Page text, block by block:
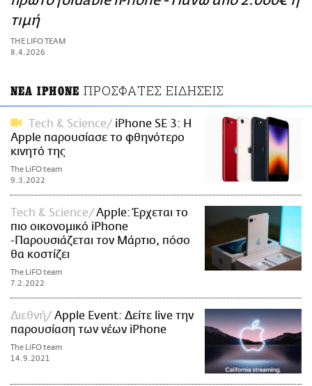
ΑΜΠΑ
PRINT
τιμή
THE LIFO TEAM
8.4.2026
ΝΕΑ IPHONE ΠΡΟΣΦΑΤΕΣ ΕΙΔΗΣΕΙΣ
Τech & Science
iPhone SE 3: H
Apple παρουσίασε το φθηνότερο
κινητό της
The LiFO team
9.3.2022
Τech & Science
Apple: Έρχεται το
πιο οικονομικό iPhone
-Παρουσιάζεται τον Μάρτιο, πόσο
θα κοστίζει
The LiFO team
7.2.2022
Διεθνή
Apple Event: Δείτε live την
παρουσίαση των νέων iPhone
The LiFO team
14.9.2021